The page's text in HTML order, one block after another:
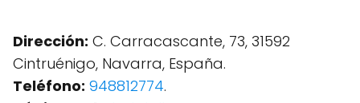
Dirección: C. Carracascante, 73, 31592
Cintruénigo, Navarra, España.
Teléfono: 948812774.